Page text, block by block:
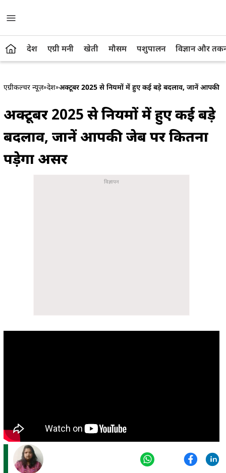
देश एग्री मनी खेती मौसम पशुपालन विज्ञान और
एग्रीकल्चर न्यूज़»देश»अक्टूबर 2025 से नियमों में हुए कई बड़े बदलाव, जानें आपकी
अक्टूबर 2025 से नियमों में हुए कई बड़े
बदलाव, जानें आपकी जेब पर कितना
पड़ेगा असर